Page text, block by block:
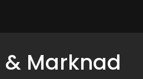
& Marknad